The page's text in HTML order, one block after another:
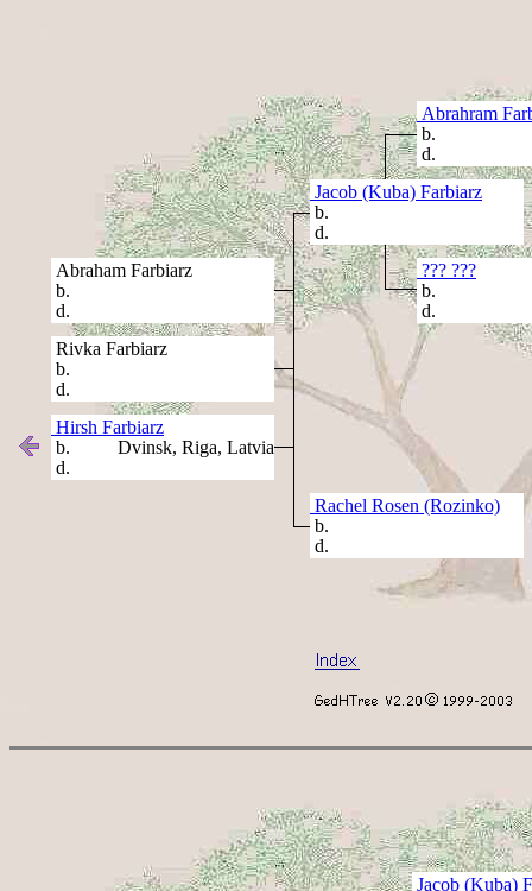
Abrahram
b.
d.
Jacob (Kuba) Farbiarz
b.
d.
Abraham Farbiarz
b.
d.
??? ???
b.
d.
Rivka Farbiarz
b.
d.
Hirsh Farbiarz
b. Dvinsk, Riga, Latvia
d.
Rachel Rosen (Rozinko)
b.
d.
Jacob (Kuba)